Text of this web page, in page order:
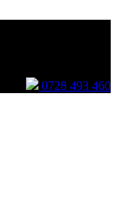
0728 493 460